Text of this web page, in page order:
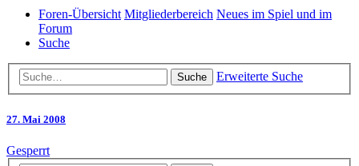
Foren-Übersicht Mitgliederbereich Neues im Spiel und im
Forum
Suche
Suche Erweiterte Suche
27. Mai 2008
Gesperrt